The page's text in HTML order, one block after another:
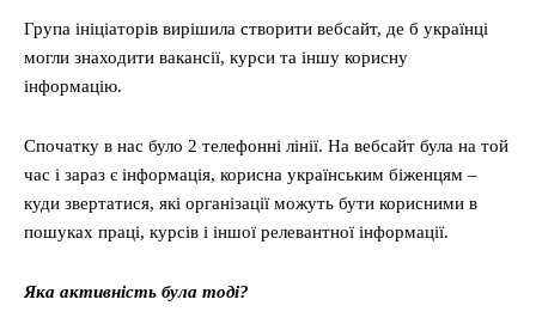
Група ініціаторів вирішила створити вебсайт, де б українці
могли знаходити вакансії, курси та іншу корисну
інформацію.
Спочатку в нас було 2 телефонні лінії. На вебсайт була на той
час і зараз є інформація, корисна українським біженцям –
куди звертатися, які організації можуть бути корисними в
пошуках праці, курсів і іншої релевантної інформації.
Яка активність була тоді?